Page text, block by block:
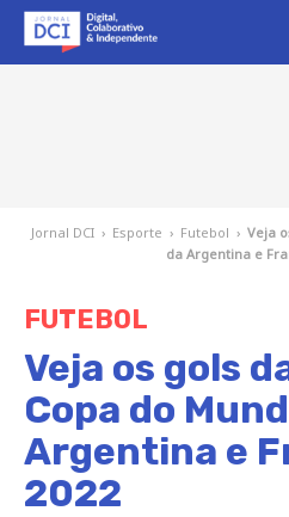
Jornal DCI › Esporte › Futebol › Veja
da Argentina e
FUTEBOL
Veja os gols
Copa do
Argentina e
2022